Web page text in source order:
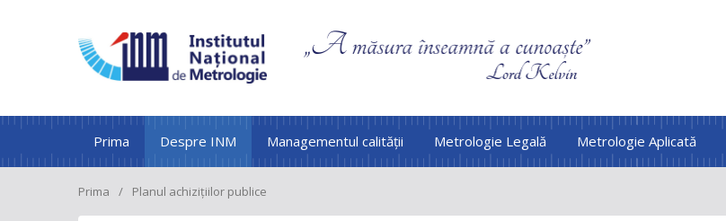
Prima Despre INM Managementul calității Metrologie Legală Metrologie Aplicată
Prima Planul achizițiilor publice